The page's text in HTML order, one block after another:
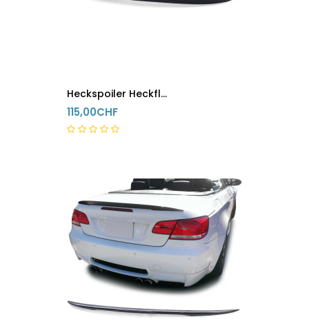
Heckspoiler Heckflügel Bmw 3er M E90 Schwarz
115,00CHF